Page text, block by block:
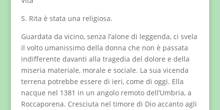
S. Rita è stata una religiosa.
Guardata da vicino, senza l’alone di leggenda, ci svela
il volto umanissimo della donna che non è passata
indifferente davanti alla tragedia del dolore e della
miseria materiale, morale e sociale. La sua vicenda
terrena potrebbe essere di ieri, come di oggi. Ella
nacque nel 1381 in un angolo remoto dell’Umbria, a
Roccaporena. Cresciuta nel timore di Dio accanto agli